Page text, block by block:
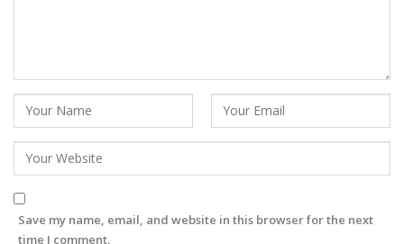
Save my name, email, and website in this browser for the next
time I comment.